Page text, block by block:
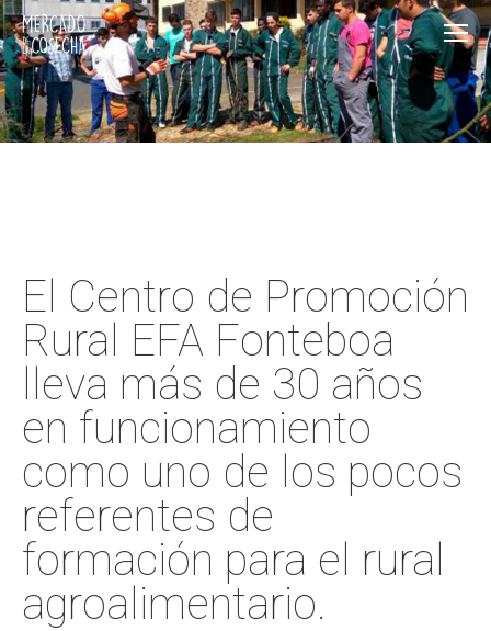
El Centro de Promoción
Rural EFA Fonteboa
lleva más de 30 años
en funcionamiento
como uno de los pocos
referentes de
formación para el rural
agroalimentario.